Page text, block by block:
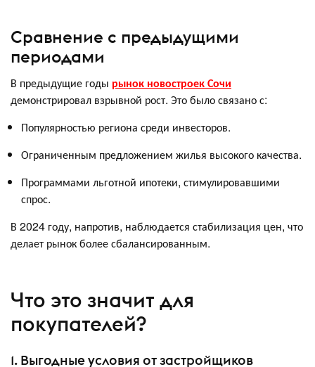
Сравнение с предыдущими
периодами
В предыдущие годы рынок новостроек Сочи
демонстрировал взрывной рост. Это было связано с:
Популярностью региона среди инвесторов.
Ограниченным предложением жилья высокого качества.
Программами льготной ипотеки, стимулировавшими
спрос.
В 2024 году, напротив, наблюдается стабилизация цен, что
делает рынок более сбалансированным.
Что это значит для
покупателей?
1. Выгодные условия от застройщиков